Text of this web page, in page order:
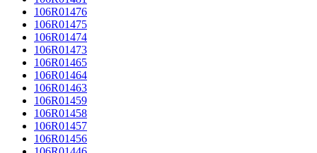
106R01476
106R01475
106R01474
106R01473
106R01465
106R01464
106R01463
106R01459
106R01458
106R01457
106R01456